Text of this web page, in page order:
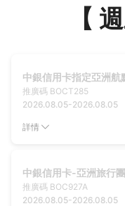
【
中銀信用卡指定亞洲航
推廣碼 BOCT285
2026.08.05-2026.08.05
詳情
中銀信用卡-亞洲旅行
推廣碼 BOC927A
2026.08.05-2026.08.05